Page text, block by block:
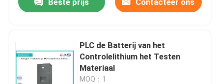
Beste prijs Contacteer ons
PLC de Batterij van het
Controlelithium het Testen
Materiaal
MOQ：1